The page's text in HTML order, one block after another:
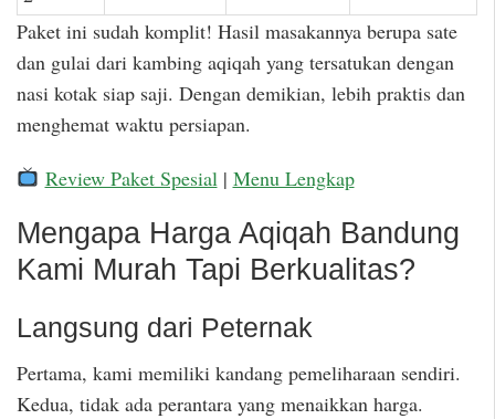
Paket ini sudah komplit! Hasil masakannya berupa sate
dan gulai dari kambing aqiqah yang tersatukan dengan
nasi kotak siap saji. Dengan demikian, lebih praktis dan
menghemat waktu persiapan.
Review Paket Spesial | Menu Lengkap
Mengapa Harga Aqiqah Bandung
Kami Murah Tapi Berkualitas?
Langsung dari Peternak
Pertama, kami memiliki kandang pemeliharaan sendiri.
Kedua, tidak ada perantara yang menaikkan harga.